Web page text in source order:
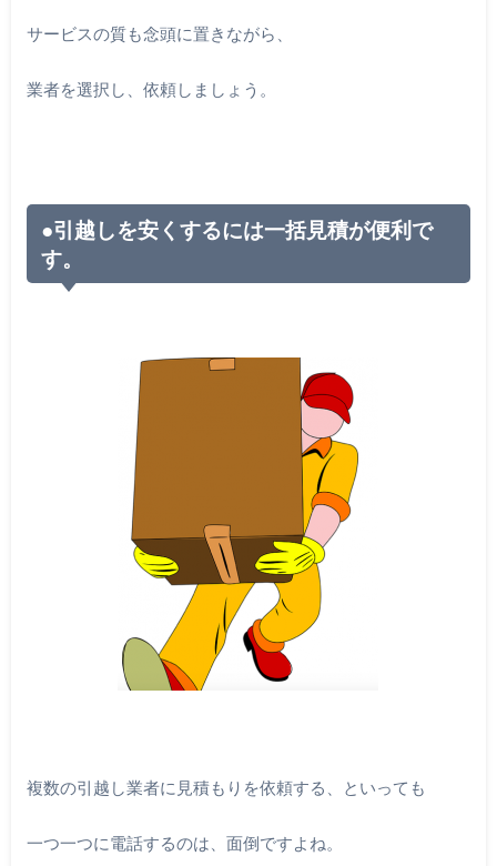
サービスの質も念頭に置きながら、
業者を選択し、依頼しましょう。
●引越しを安くするには一括見積が便利で
す。
複数の引越し業者に見積もりを依頼する、といっても
一つ一つに電話するのは、面倒ですよね。